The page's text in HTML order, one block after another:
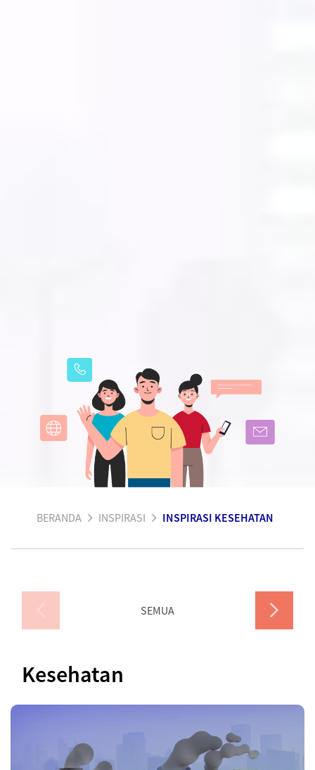
BERANDA INSPIRASI INSPIRASI KESEHATAN
SEMUA
Kesehatan